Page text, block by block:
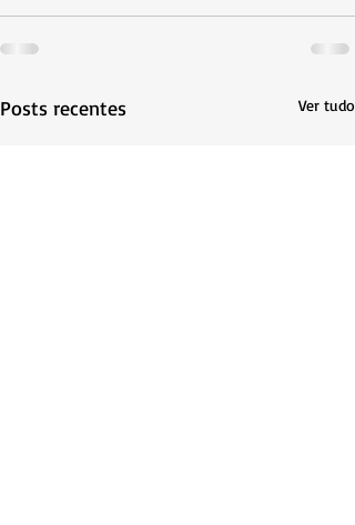
Posts recentes Ver tudo